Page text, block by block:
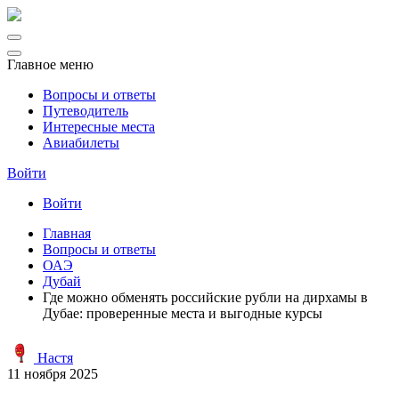
Главное меню
Вопросы и ответы
Путеводитель
Интересные места
Авиабилеты
Войти
Войти
Главная
Вопросы и ответы
ОАЭ
Дубай
Где можно обменять российские рубли на дирхамы в
Дубае: проверенные места и выгодные курсы
Настя
11 ноября 2025